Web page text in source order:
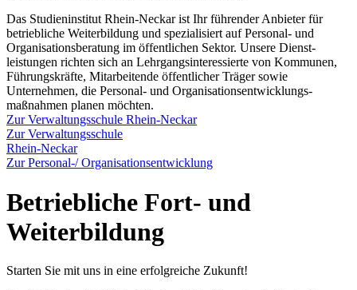
Das Studieninstitut Rhein-Neckar ist Ihr führender Anbieter für
betriebliche Weiterbildung und spezialisiert auf Personal- und
Organisations­beratung im öffentlichen Sektor. Unsere Dienst­
leistungen richten sich an Lehrgangs­­interessierte von Kommunen,
Führungskräfte, Mitarbeitende öffentlicher Träger sowie
Unternehmen, die Personal- und Organisations­entwicklungs­
maßnahmen planen möchten.
Zur Verwaltungsschule Rhein-Neckar
Zur Verwaltungsschule
Rhein-Neckar
Zur Personal-/ Organisationsentwicklung
Betriebliche Fort- und
Weiterbildung
Starten Sie mit uns in eine erfolgreiche Zukunft!